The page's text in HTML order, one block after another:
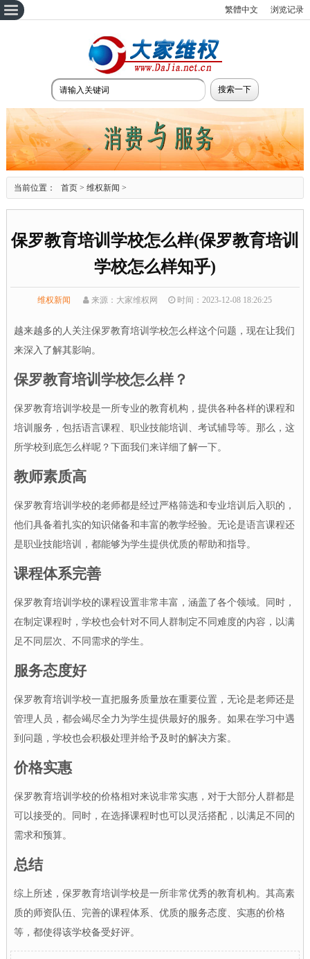
繁體中文 浏览记录
当前位置： 首页> 维权新闻 >
保罗教育培训学校怎么样(保罗教育培训
学校怎么样知乎)
维权新闻 来源：大家维权网 时间：2023-12-08 18:26:25
越来越多的人关注保罗教育培训学校怎么样这个问题，现在让我们
来深入了解其影响。
保罗教育培训学校怎么样？
保罗教育培训学校是一所专业的教育机构，提供各种各样的课程和
培训服务，包括语言课程、职业技能培训、考试辅导等。那么，这
所学校到底怎么样呢？下面我们来详细了解一下。
教师素质高
保罗教育培训学校的老师都是经过严格筛选和专业培训后入职的，
他们具备着扎实的知识储备和丰富的教学经验。无论是语言课程还
是职业技能培训，都能够为学生提供优质的帮助和指导。
课程体系完善
保罗教育培训学校的课程设置非常丰富，涵盖了各个领域。同时，
在制定课程时，学校也会针对不同人群制定不同难度的内容，以满
足不同层次、不同需求的学生。
服务态度好
保罗教育培训学校一直把服务质量放在重要位置，无论是老师还是
管理人员，都会竭尽全力为学生提供最好的服务。如果在学习中遇
到问题，学校也会积极处理并给予及时的解决方案。
价格实惠
保罗教育培训学校的价格相对来说非常实惠，对于大部分人群都是
可以接受的。同时，在选择课程时也可以灵活搭配，以满足不同的
需求和预算。
总结
综上所述，保罗教育培训学校是一所非常优秀的教育机构。其高素
质的师资队伍、完善的课程体系、优质的服务态度、实惠的价格
等，都使得该学校备受好评。